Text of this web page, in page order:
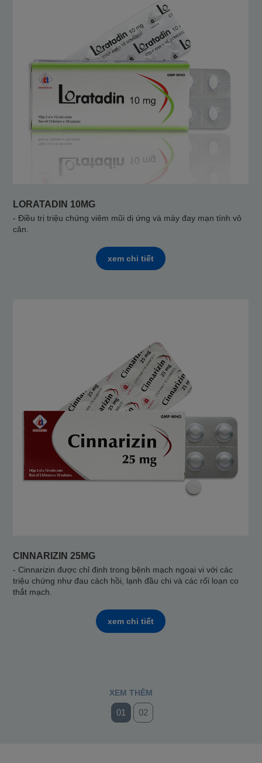
LORATADIN 10MG
- Điều trị triệu chứng viêm mũi dị ứng và mày đay mạn tính vô
căn.
xem chi tiết
CINNARIZIN 25MG
- Cinnarizin được chỉ định trong bệnh mạch ngoại vi với các
triệu chứng như đau cách hồi, lạnh đầu chi và các rối loạn co
thắt mạch.
xem chi tiết
XEM THÊM
01 02